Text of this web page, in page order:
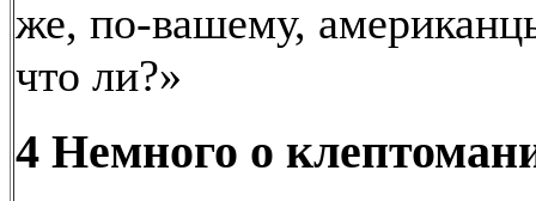
же, по-вашему,
что ли?»
4 Немного о